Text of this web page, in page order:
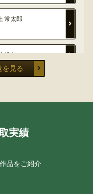
常太郎
道年
閑粋
雲楽
を見る
実績
品をご紹介